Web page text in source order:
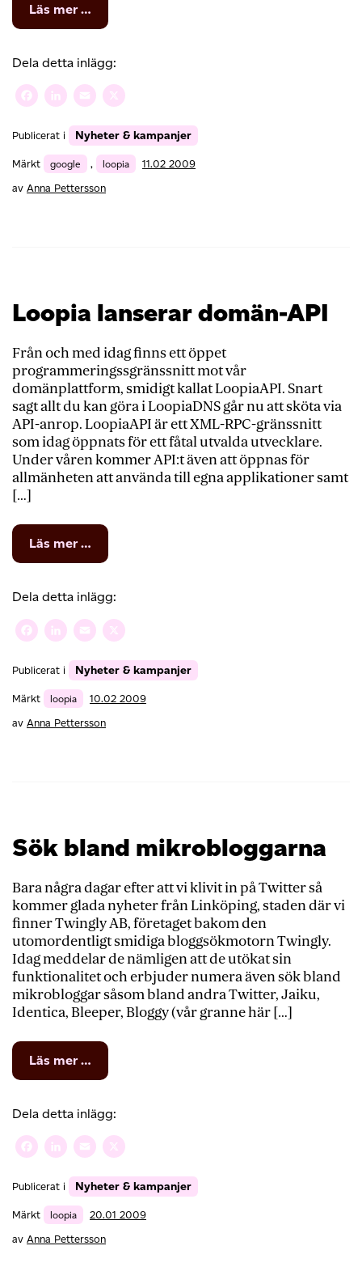
Läs mer …
Uppdateringar
vår
infrastruktur
Dela detta inlägg:
Facebook
LinkedIn
Email
Publicerat i Nyheter & kampanjer
Märkt google , loopia
11.02 2009
av Anna Pettersson
Loopia lanserar domän-API
Från och med idag finns ett öppet
programmeringssgränssnitt mot vår
domänplattform, smidigt kallat LoopiaAPI. Snart
sagt allt du kan göra i LoopiaDNS går nu att sköta via
API-anrop. LoopiaAPI är ett XML-RPC-gränssnitt
som idag öppnats för ett fåtal utvalda utvecklare.
Under våren kommer API:t även att öppnas för
allmänheten att använda till egna applikationer samt
[…]
Läs mer …
Loopia
domän-
API
Dela detta inlägg:
Facebook
LinkedIn
Email
Publicerat i Nyheter & kampanjer
Märkt loopia
10.02 2009
av Anna Pettersson
Sök bland mikrobloggarna
Bara några dagar efter att vi klivit in på Twitter så
kommer glada nyheter från Linköping, staden där vi
finner Twingly AB, företaget bakom den
utomordentligt smidiga bloggsökmotorn Twingly.
Idag meddelar de nämligen att de utökat sin
funktionalitet och erbjuder numera även sök bland
mikrobloggar såsom bland andra Twitter, Jaiku,
Identica, Bleeper, Bloggy (vår granne här […]
Läs mer …
Sök
mikrobloggarna
Dela detta inlägg:
Facebook
LinkedIn
Email
Publicerat i Nyheter & kampanjer
Märkt loopia
20.01 2009
av Anna Pettersson